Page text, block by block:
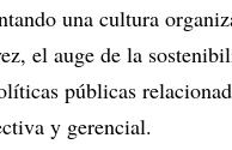
una cultura
el auge de la
públicas
y gerencial.